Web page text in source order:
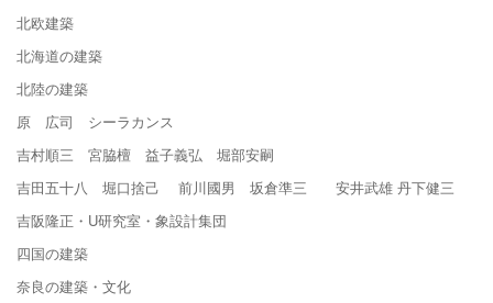
北欧建築
北海道の建築
北陸の建築
原 広司 シーラカンス
吉村順三 宮脇檀 益子義弘 堀部安嗣
吉田五十八 堀口捨己 前川國男 坂倉準三 安井武雄 丹下健三
吉阪隆正・U研究室・象設計集団
四国の建築
奈良の建築・文化